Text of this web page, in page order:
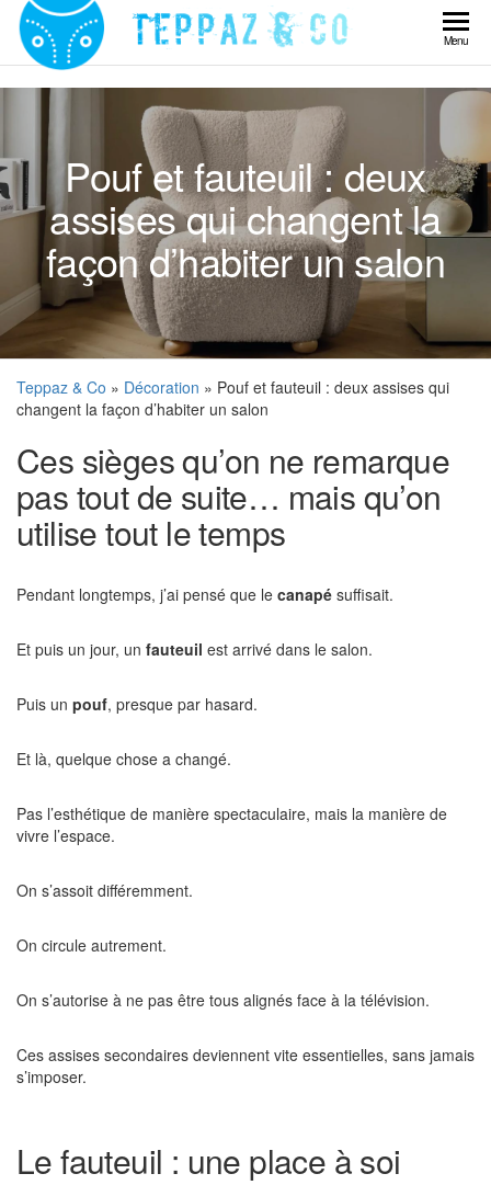
Skip
content
Teppaz
& Co
Menu
Pouf et fauteuil : deux
assises qui changent la
façon d’habiter un salon
Teppaz & Co » Décoration » Pouf et fauteuil : deux assises qui
changent la façon d’habiter un salon
Ces sièges qu’on ne remarque
pas tout de suite… mais qu’on
utilise tout le temps
Pendant longtemps, j’ai pensé que le canapé suffisait.
Et puis un jour, un fauteuil est arrivé dans le salon.
Puis un pouf, presque par hasard.
Et là, quelque chose a changé.
Pas l’esthétique de manière spectaculaire, mais la manière de
vivre l’espace.
On s’assoit différemment.
On circule autrement.
On s’autorise à ne pas être tous alignés face à la télévision.
Ces assises secondaires deviennent vite essentielles, sans jamais
s’imposer.
Le fauteuil : une place à soi